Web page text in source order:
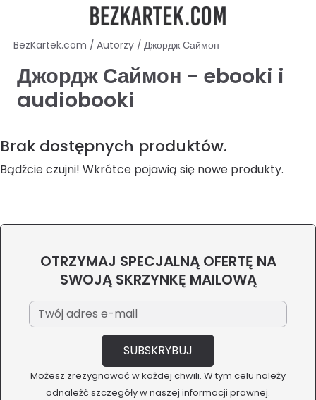
BezKartek.com / Autorzy / Джордж Саймон
Джордж Саймон - ebooki i
audiobooki
Brak dostępnych produktów.
Bądźcie czujni! Wkrótce pojawią się nowe produkty.
OTRZYMAJ SPECJALNĄ OFERTĘ NA
SWOJĄ SKRZYNKĘ MAILOWĄ
Możesz zrezygnować w każdej chwili. W tym celu należy
odnaleźć szczegóły w naszej informacji prawnej.